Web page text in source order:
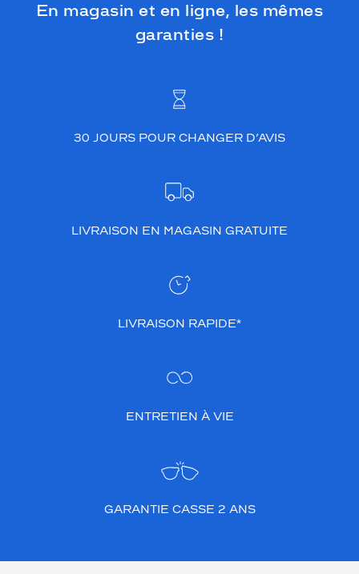
En magasin et en ligne, les mêmes
garanties !
30 JOURS POUR CHANGER D’AVIS
LIVRAISON EN MAGASIN GRATUITE
LIVRAISON RAPIDE*
ENTRETIEN À VIE
GARANTIE CASSE 2 ANS